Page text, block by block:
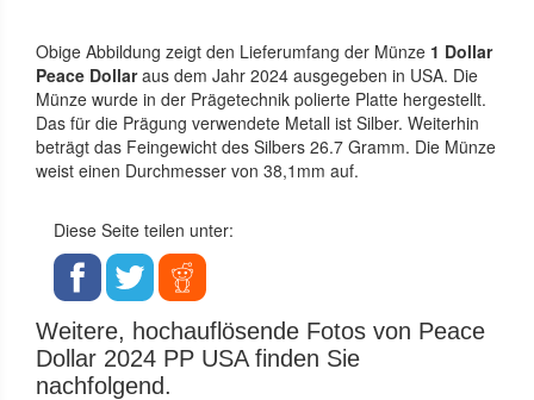
Obige Abbildung zeigt den Lieferumfang der Münze 1 Dollar
Peace Dollaraus dem Jahr 2024 ausgegeben in USA. Die
Münze wurde in der Prägetechnik polierte Platte hergestellt.
Das für die Prägung verwendete Metall ist Silber. Weiterhin
beträgt das Feingewicht des Silbers 26.7 Gramm. Die Münze
weist einen Durchmesser von 38,1mm auf.
Diese Seite teilen unter:
Weitere, hochauflösende Fotos von Peace
Dollar 2024 PP USA finden Sie
nachfolgend.